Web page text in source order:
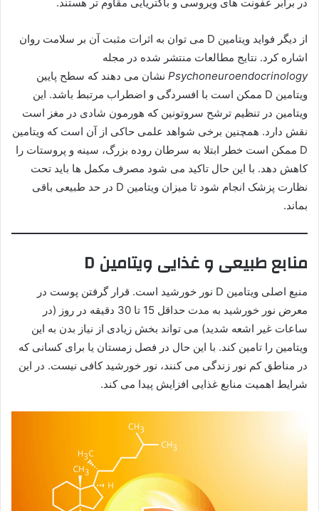
از دیگر فواید ویتامین D می توان به اثرات مثبت آن بر سلامت روان
اشاره کرد. نتایج مطالعات منتشر شده در مجله
Psychoneuroendocrinology نشان می دهند که سطح پایین
ویتامین D ممکن است با افسردگی و اضطراب مرتبط باشد. این
ویتامین در تنظیم ترشح سروتونین که هورمون شادی در مغز است
نقش دارد. همچنین برخی شواهد علمی حاکی از آن است که ویتامین
D ممکن است خطر ابتلا به سرطان روده بزرگ، سینه و پروستات را
کاهش دهد. با این حال تاکید می شود مصرف مکمل ها باید تحت
نظارت پزشک انجام شود تا میزان ویتامین D در حد طبیعی باقی
بماند.
منابع طبیعی و غذایی ویتامین D
منبع اصلی ویتامین D نور خورشید است. قرار گرفتن پوست در
معرض نور خورشید به مدت حداقل 15 تا 30 دقیقه در روز (در
ساعات غیر اشعه شدید) می تواند بخش زیادی از نیاز بدن به این
ویتامین را تامین کند. با این حال در فصل زمستان یا برای کسانی که
در مناطق کم نور زندگی می کنند، نور خورشید کافی نیست. در این
شرایط اهمیت منابع غذایی افزایش پیدا می کند.